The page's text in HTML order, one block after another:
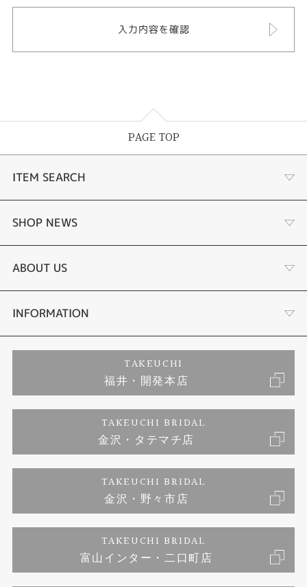
PAGE TOP
ITEM SEARCH
婚約指輪
結婚指輪
セットリング
エタニティリング
婚約ネックレス
SHOP NEWS
サプライズプロポーズ相談室
ダイヤモンドカッターブランド
アフターメンテナンス
富山指輪工房｜手作りペアリング
富山指輪工房｜手作り結婚指輪 and 婚約指輪
富山指輪工房｜手作り婚約指輪プロポーズプラン
ABOUT US
店舗情報
お問い合わせ
INFORMATION
プライバシーポリシー
TAKEUCHI
福井・開発本店
TAKEUCHI BRIDAL
金沢・タテマチ店
TAKEUCHI BRIDAL
金沢・野々市店
TAKEUCHI BRIDAL
富山インター・二口町店